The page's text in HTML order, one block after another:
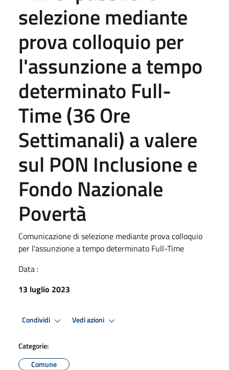
selezione mediante
prova colloquio per
l'assunzione a tempo
determinato Full-
Time (36 Ore
Settimanali) a valere
sul PON Inclusione e
Fondo Nazionale
Povertà
Comunicazione di selezione mediante prova colloquio
per l'assunzione a tempo determinato Full-Time
Data :
13 luglio 2023
Condividi Vedi azioni
Categorie:
Comune